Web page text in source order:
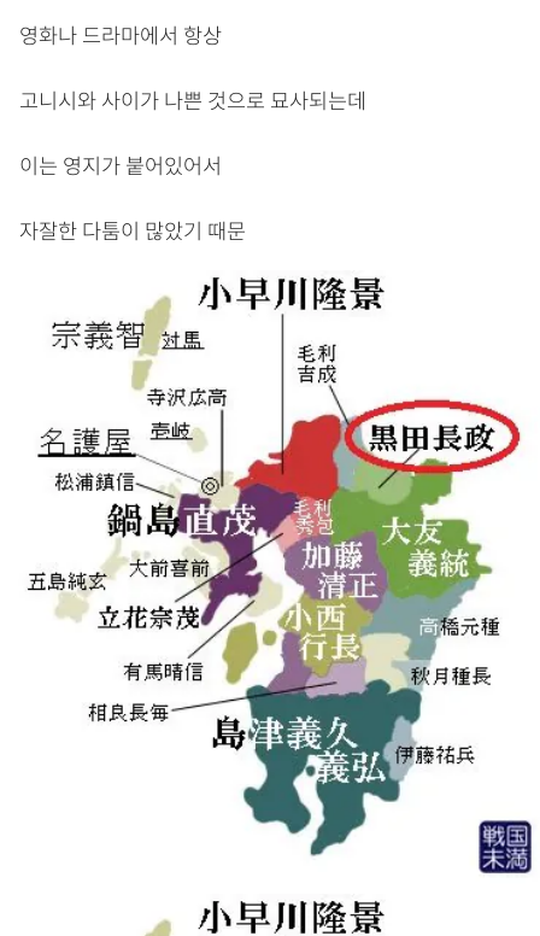
영화나 드라마에서 항상
고니시와 사이가 나쁜 것으로 묘사되는데
이는 영지가 붙어있어서
자잘한 다툼이 많았기 때문